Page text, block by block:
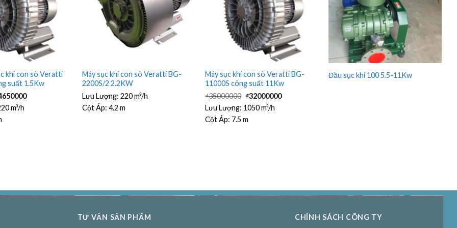
khí con sò Veratti
suất 1.5Kw
Giá
hiện
m³/h
Máy sục khí con sò Veratti BG-
2200S/2 2.2KW
Lưu Lượng: 220 m³/h
Cột Áp: 4.2 m
Máy sục khí con sò Veratti BG-
11000S công suất 11Kw
₫35000000 Giá
gốc
là:
₫32000000Giá
hiện
Lưu Lượng: 1050 m³/h
Cột Áp: 7.5 m
Đầu sục khí 100 5.5-11Kw
TƯ VẤN SẢN PHẨM CHÍNH SÁCH CÔNG TY